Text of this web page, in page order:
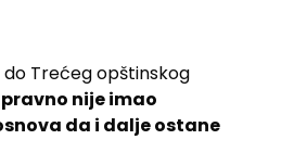
do Trećeg opštinskog
pravno nije imao
da i dalje ostane